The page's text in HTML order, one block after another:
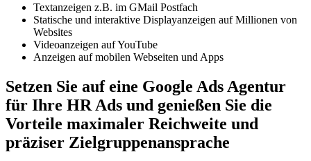
Textanzeigen z.B. im GMail Postfach
Statische und interaktive Displayanzeigen auf Millionen von
Websites
Videoanzeigen auf YouTube
Anzeigen auf mobilen Webseiten und Apps
Setzen Sie auf eine Google Ads Agentur
für Ihre HR Ads und genießen Sie die
Vorteile maximaler Reichweite und
präziser Zielgruppenansprache